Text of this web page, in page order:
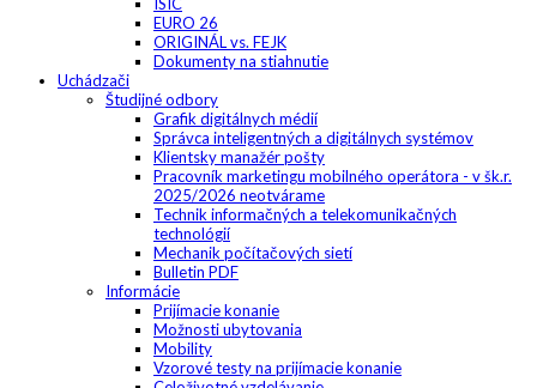
ISIC
EURO 26
ORIGINÁL vs. FEJK
Dokumenty na stiahnutie
Uchádzači
Študijné odbory
Grafik digitálnych médií
Správca inteligentných a digitálnych systémov
Klientsky manažér pošty
Pracovník marketingu mobilného operátora - v šk.r.
2025/2026 neotvárame
Technik informačných a telekomunikačných
technológií
Mechanik počítačových sietí
Bulletin PDF
Informácie
Prijímacie konanie
Možnosti ubytovania
Mobility
Vzorové testy na prijímacie konanie